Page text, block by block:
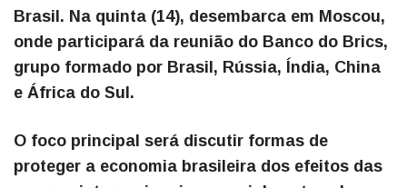
Brasil. Na quinta (14), desembarca em Moscou,
onde participará da reunião do Banco do Brics,
grupo formado por Brasil, Rússia, Índia, China
e África do Sul.
O foco principal será discutir formas de
proteger a economia brasileira dos efeitos das